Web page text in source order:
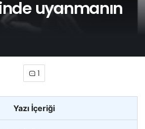
uyanmanın
1
Yazı İçeriği